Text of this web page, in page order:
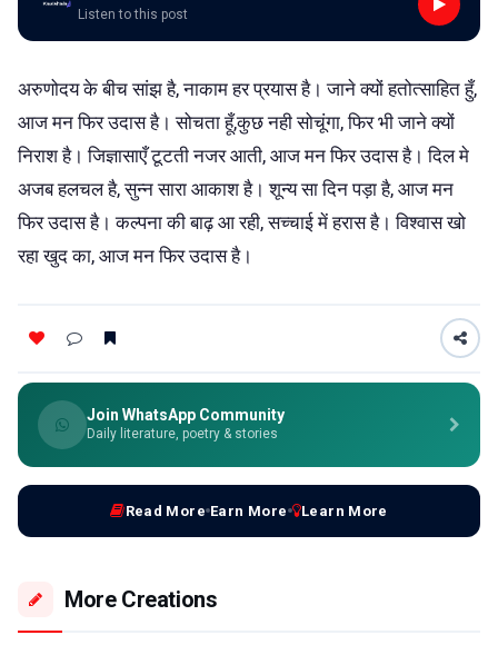
Listen to this post
अरुणोदय के बीच सांझ है, नाकाम हर प्रयास है। जाने क्यों हतोत्साहित हुँ,
आज मन फिर उदास है। सोचता हूँ,कुछ नही सोचूंगा, फिर भी जाने क्यों
निराश है। जिज्ञासाएँ टूटती नजर आती, आज मन फिर उदास है। दिल मे
अजब हलचल है, सुन्न सारा आकाश है। शून्य सा दिन पड़ा है, आज मन
फिर उदास है। कल्पना की बाढ़ आ रही, सच्चाई में हरास है। विश्वास खो
रहा खुद का, आज मन फिर उदास है।
Join WhatsApp Community
Daily literature, poetry & stories
Read More Earn More Learn More
More Creations